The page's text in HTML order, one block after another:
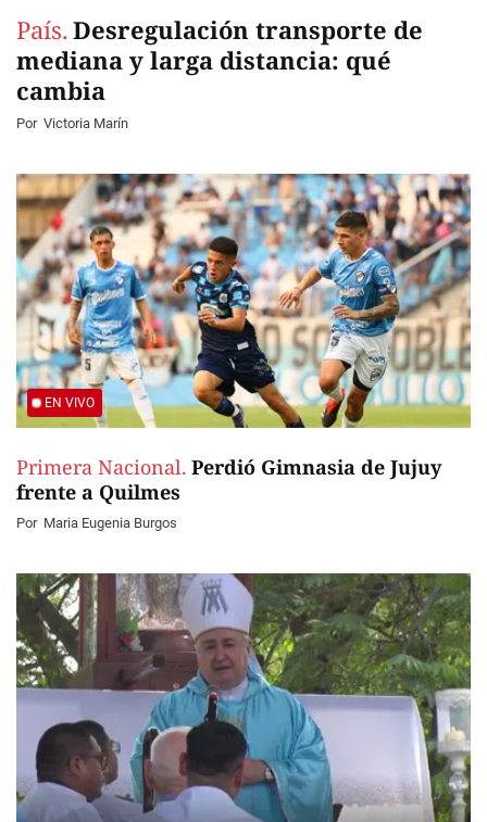
País. Desregulación transporte de
mediana y larga distancia: qué
cambia
Por Victoria Marín
EN VIVO
Primera Nacional. Perdió Gimnasia de Jujuy
frente a Quilmes
Por Maria Eugenia Burgos